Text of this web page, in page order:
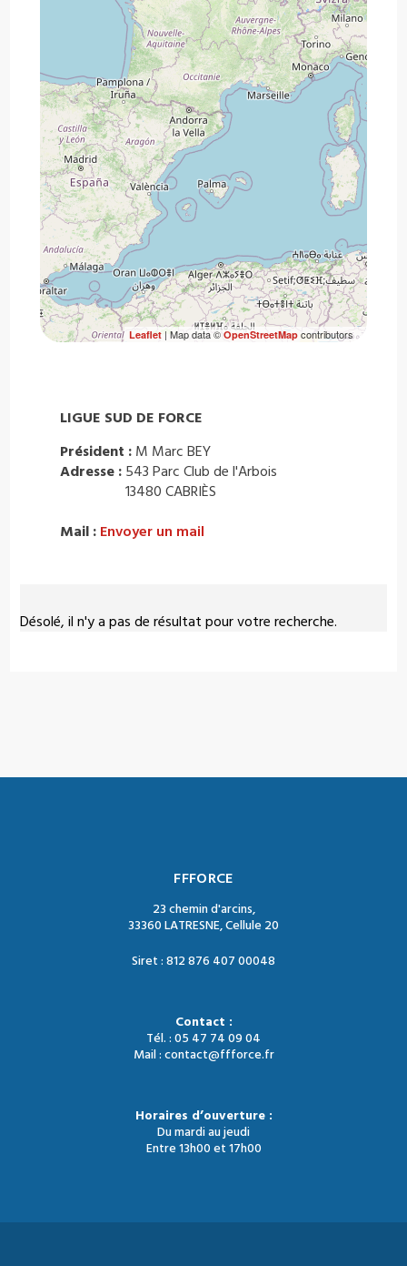
Désolé, il n'y a pas de résultat pour votre recherche.
Leaflet| Map data ©OpenStreetMapcontributors
LIGUE SUD DE FORCE
Président : M Marc BEY
Adresse : 543 Parc Club de l'Arbois
13480 CABRIÈS
Mail : Envoyer un mail
FFFORCE
23 chemin d'arcins,
33360 LATRESNE, Cellule 20
Siret : 812 876 407 00048
Contact :
Tél. : 05 47 74 09 04
Mail : contact@ffforce.fr
Horaires d’ouverture :
Du mardi au jeudi
Entre 13h00 et 17h00